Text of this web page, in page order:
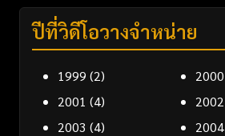
ปีที่วิดีโอวางจำหน่าย
1999 (2) 2000
2001 (4) 2002
2003 (4) 2004